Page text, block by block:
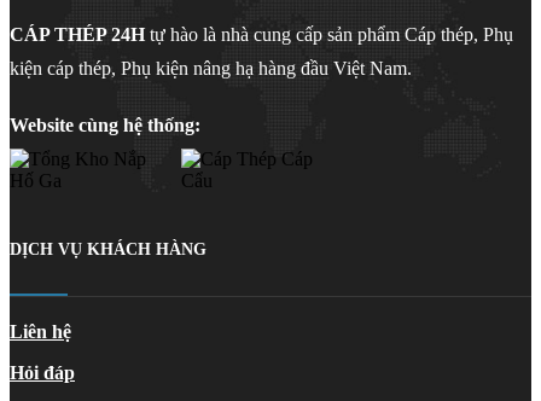
CÁP THÉP 24H tự hào là nhà cung cấp sản phẩm Cáp thép, Phụ
kiện cáp thép, Phụ kiện nâng hạ hàng đầu Việt Nam.
Website cùng hệ thống:
DỊCH VỤ KHÁCH HÀNG
Liên hệ
Hỏi đáp